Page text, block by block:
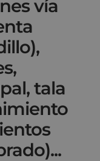
vía
tala